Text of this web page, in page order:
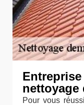
nettoyage
Pour vous